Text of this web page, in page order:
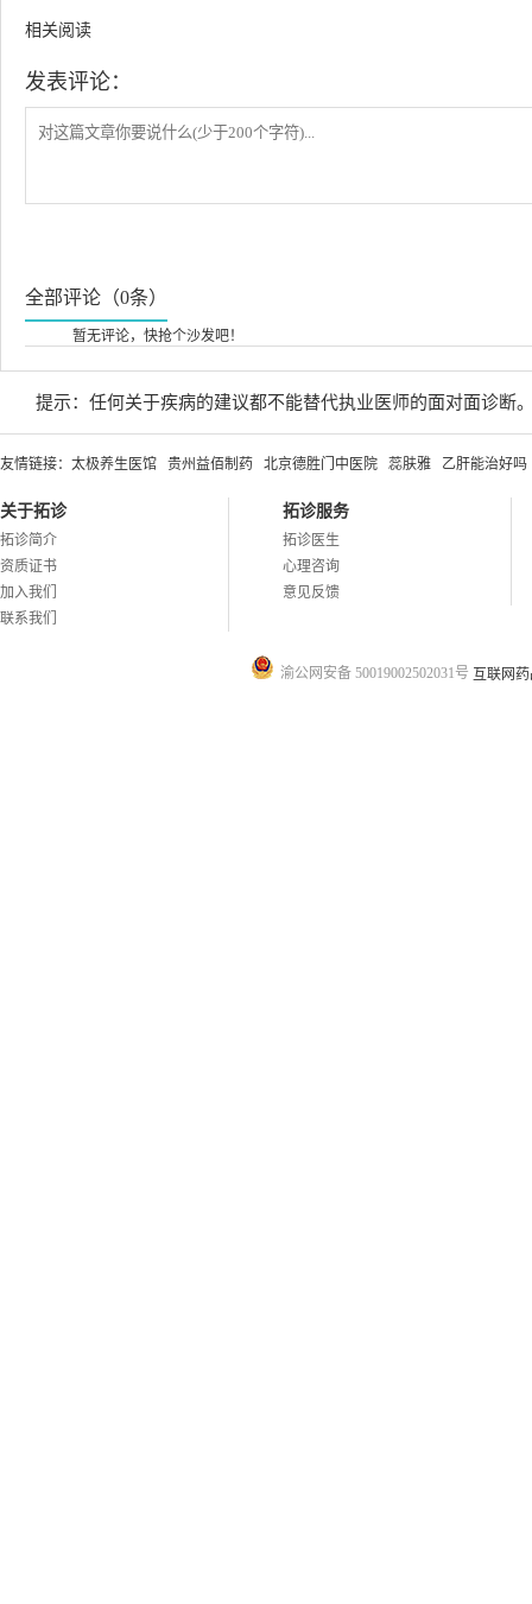
相关阅读
发表评论：
全部评论（0条）
暂无评论，快抢个沙发吧！
提示：任何关于疾病的建议都不能替代执业医师的面对面诊断
友情链接： 太极养生医馆 贵州益佰制药 北京德胜门中医院 蕊肤雅 乙肝能治好吗
关于拓诊
拓诊简介
资质证书
加入我们
联系我们
拓诊服务
拓诊医生
心理咨询
意见反馈
渝公网安备 50019002502031号 互联网